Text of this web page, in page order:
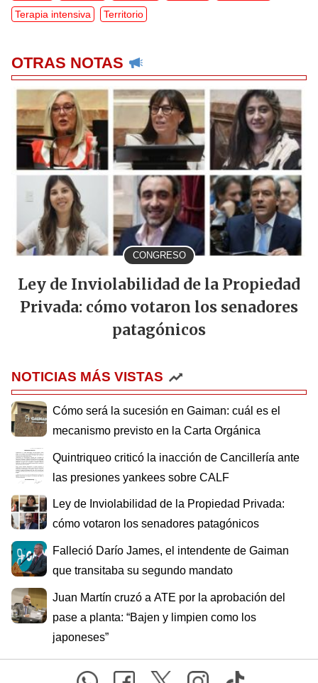
Terapia intensiva
Territorio
OTRAS NOTAS
CONGRESO
Ley de Inviolabilidad de la Propiedad
Privada: cómo votaron los senadores
patagónicos
NOTICIAS MÁS VISTAS
Cómo será la sucesión en Gaiman: cuál es el
mecanismo previsto en la Carta Orgánica
Quintriqueo criticó la inacción de Cancillería ante
las presiones yankees sobre CALF
Ley de Inviolabilidad de la Propiedad Privada:
cómo votaron los senadores patagónicos
Falleció Darío James, el intendente de Gaiman
que transitaba su segundo mandato
Juan Martín cruzó a ATE por la aprobación del
pase a planta: “Bajen y limpien como los
japoneses”